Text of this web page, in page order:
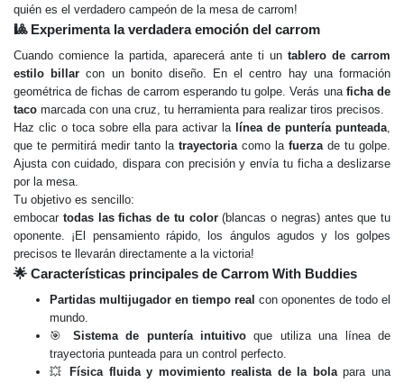
quién es el verdadero campeón de la mesa de carrom!
🎱 Experimenta la verdadera emoción del carrom
Cuando comience la partida, aparecerá ante ti un tablero de carrom
estilo billar con un bonito diseño. En el centro hay una formación
geométrica de fichas de carrom esperando tu golpe. Verás una ficha de
taco marcada con una cruz, tu herramienta para realizar tiros precisos.
Haz clic o toca sobre ella para activar la línea de puntería punteada
que te permitirá medir tanto la trayectoria como la fuerza de tu golpe.
Ajusta con cuidado, dispara con precisión y envía tu ficha a deslizarse
por la mesa.
Tu objetivo es sencillo:
embocar todas las fichas de tu color(blancas o negras) antes que tu
oponente. ¡El pensamiento rápido, los ángulos agudos y los golpes
precisos te llevarán directamente a la victoria!
🌟 Características principales de Carrom With Buddies
Partidas multijugador en tiempo real con oponentes de todo el
mundo.
🎯 Sistema de puntería intuitivo que utiliza una línea de
trayectoria punteada para un control perfecto.
💥
Física fluida y movimiento realista de la bolapara una